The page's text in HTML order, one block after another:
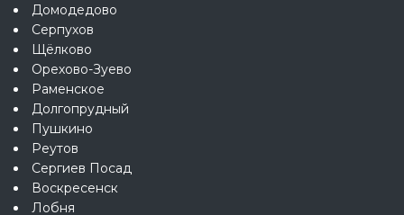
Домодедово
Серпухов
Щёлково
Орехово-Зуево
Раменское
Долгопрудный
Пушкино
Реутов
Сергиев Посад
Воскресенск
Лобня